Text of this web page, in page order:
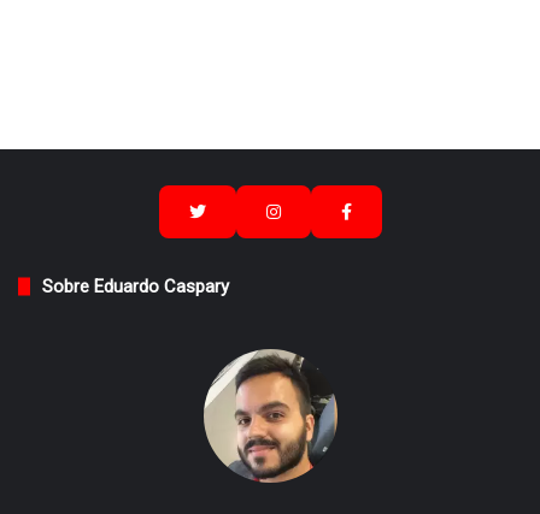
Sobre Eduardo Caspary